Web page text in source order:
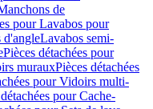
de
pour Lavabos pour
d'angleLavabos semi-
Pièces détachées pour
murauxPièces détachées
pour Vidoirs multi-
pour Cache-